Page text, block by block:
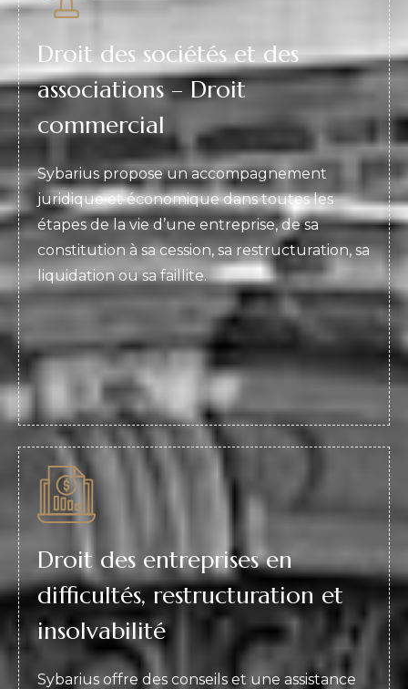
Droit des sociétés et des
associations – Droit
commercial
Sybarius propose un accompagnement
juridique et économique dans toutes les
étapes de la vie d’une entreprise, de sa
constitution à sa cession, sa restructuration, sa
liquidation ou sa faillite.
Droit des entreprises en
difficultés, restructuration et
insolvabilité
Sybarius offre des conseils et une assistance